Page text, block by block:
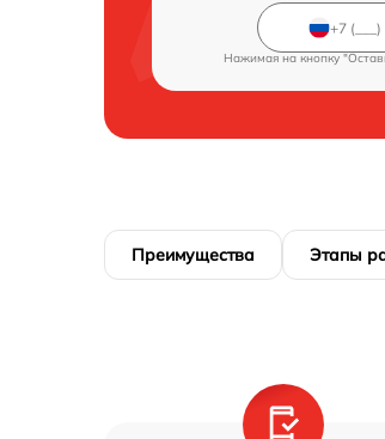
Нажимая на кнопку
Преимущества Этапы